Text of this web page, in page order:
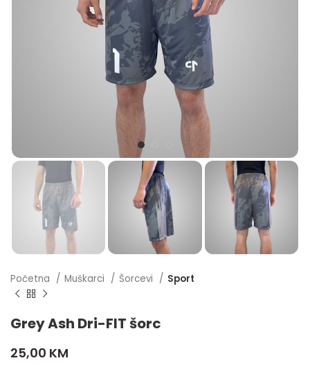
Početna Muškarci Šorcevi Sport
Grey Ash Dri-FIT šorc
25,00 KM